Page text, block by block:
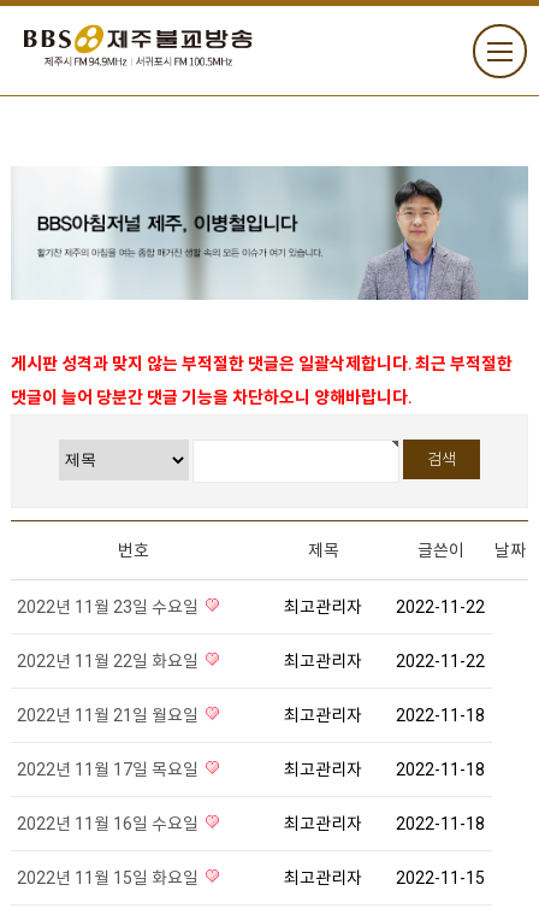
게시판 성격과 맞지 않는 부적절한 댓글은 일괄삭제합니다. 최근 부적절한
댓글이 늘어 당분간 댓글 기능을 차단하오니 양해바랍니다.
번호 제목 글쓴이 날짜
2022년 11월 23일 수요일 최고관리자 2022-11-22
2022년 11월 22일 화요일 최고관리자 2022-11-22
2022년 11월 21일 월요일 최고관리자 2022-11-18
2022년 11월 17일 목요일 최고관리자 2022-11-18
2022년 11월 16일 수요일 최고관리자 2022-11-18
2022년 11월 15일 화요일 최고관리자 2022-11-15